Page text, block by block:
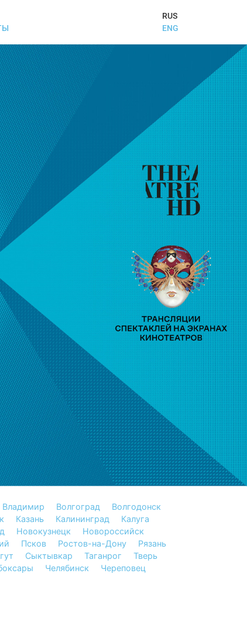
RUS
ENG
Владимир Волгоград
Волгодонск
Казань Калининград
Калуга
Новокузнецк
Новороссийск
Псков Ростов-на-Дону
Рязань
Сыктывкар Таганрог
Тверь
Челябинск
Череповец